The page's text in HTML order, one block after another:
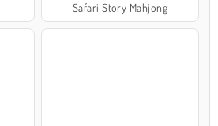
Safari Story Mahjong